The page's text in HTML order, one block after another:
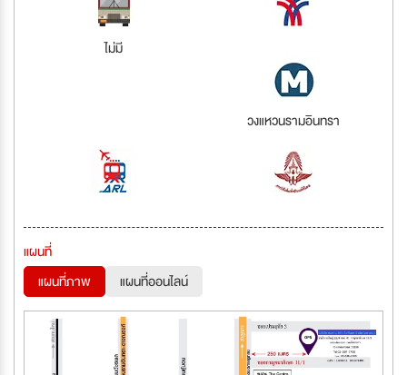
ไม่มี
วงแหวนรามอินทรา
แผนที่
แผนที่ภาพ
แผนที่ออนไลน์